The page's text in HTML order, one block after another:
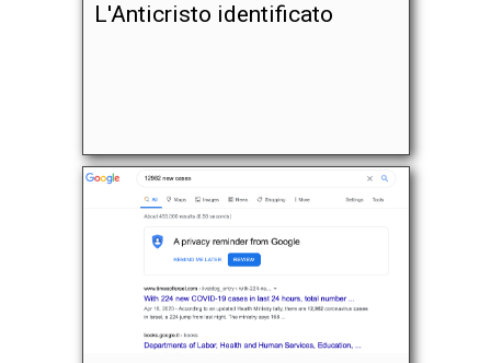
L'Anticristo identificato